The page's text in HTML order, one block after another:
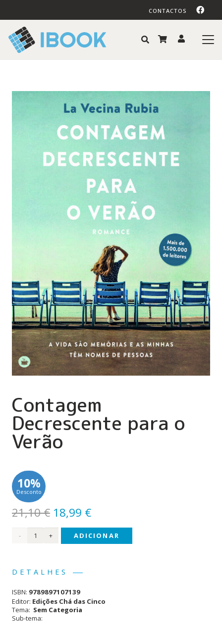
CONTACTOS
Contagem
Decrescente para o
Verão
10%
Desconto
21,10€ O
preço
original
21,10 €.
18,99 €O
preço
atual
Quantidade
para
o
ADICIONAR
DETALHES
ISBN: 9789897107139
Editor: Edições Chá das Cinco
Tema: Sem Categoria
Sub-tema: